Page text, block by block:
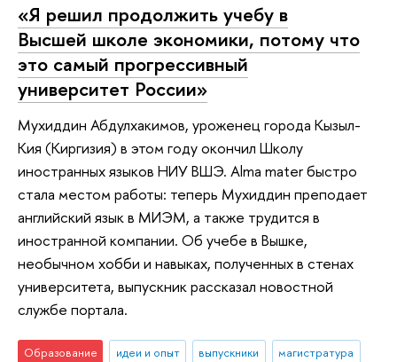
«Я решил продолжить учебу в
Высшей школе экономики, потому что
это самый прогрессивный
университет России»
Мухиддин Абдулхакимов, уроженец города Кызыл-
Кия (Киргизия) в этом году окончил Школу
иностранных языков НИУ ВШЭ. Аlma mater быстро
стала местом работы: теперь Мухиддин преподает
английский язык в МИЭМ, а также трудится в
иностранной компании. Об учебе в Вышке,
необычном хобби и навыках, полученных в стенах
университета, выпускник рассказал новостной
службе портала.
Образование идеи и опыт выпускники
магистратура